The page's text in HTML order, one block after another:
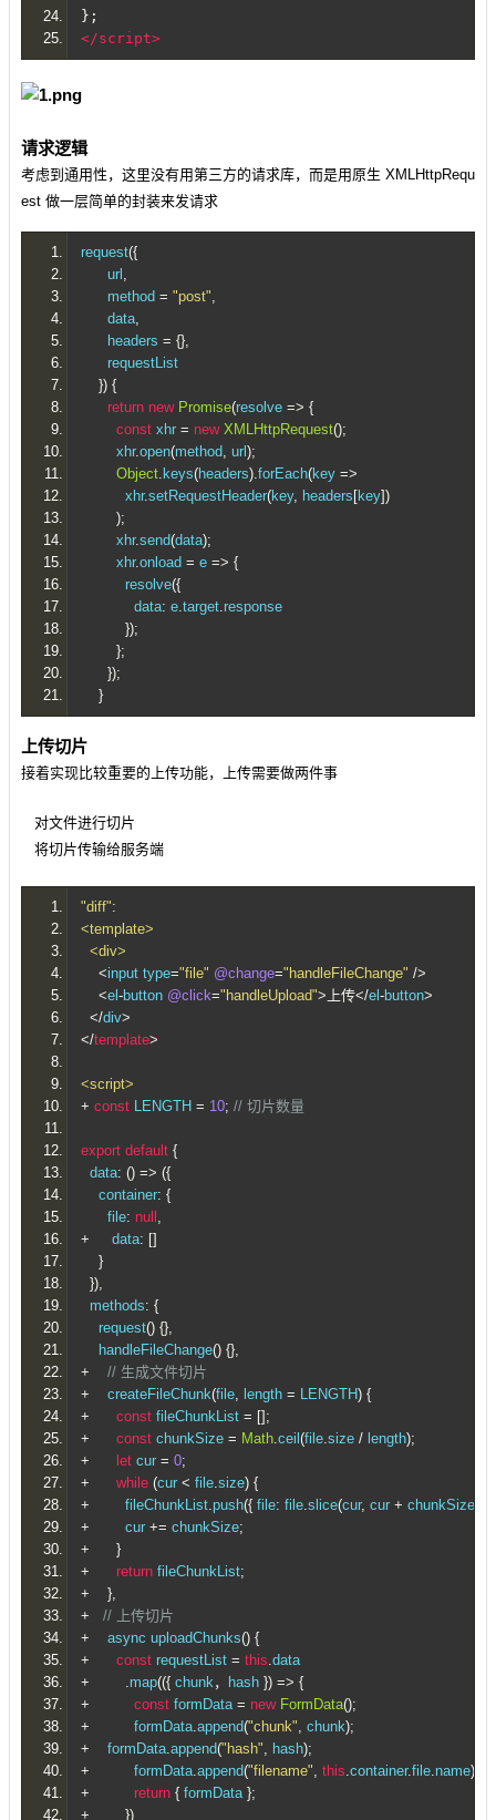
};
</script>
请求逻辑
考虑到通用性，这里没有用第三方的请求库，而是用原生 XMLHttpRequ
est 做一层简单的封装来发请求
request({
url ,
method = "post",
data,
headers = {},
requestList
}) {
return new Promise(resolve => {
const xhr = new XMLHttpRequest();
xhr.open(method, url );
Object. keys(headers).forEach(key =>
xhr.setRequestHeader(key, headers [key])
);
xhr.send(data);
xhr.onload = e => {
resolve({
data: e.target.response
});
};
});
}
上传切片
接着实现比较重要的上传功能，上传需要做两件事
对文件进行切片
将切片传输给服务端
"diff":
<template>
<div>
<input type="file" @change="handleFileChange" />
<el -button @click="handleUpload">上传</el -button>
</div>
</template>
<script>
+ const LENGTH = 10; // 切片数量
export default {
data: () => ({
container: {
file: null ,
+ data: []
}
}),
methods: {
request() {},
handleFileChange() {},
+
// 生成文件切片
+ createFileChunk(file, length = LENGTH) {
+
const fileChunkList = [];
+
const chunkSize = Math.ceil (file.size / length);
+
let cur = 0;
+
while (cur < file.size) {
+ fileChunkList.push({ file: file.slice(cur, cur + chunkSize
+ cur += chunkSize;
+
}
+
return fileChunkList;
+
},
+
// 上传切片
+ async uploadChunks() {
+
const requestList = this.data
+
.map(({ chunk， hash }) => {
+
const formData = new FormData();
+ formData.append("chunk", chunk);
+
formData.append("hash", hash);
+ formData.append("filename", this.container.file.name);
+
return { formData };
+
})